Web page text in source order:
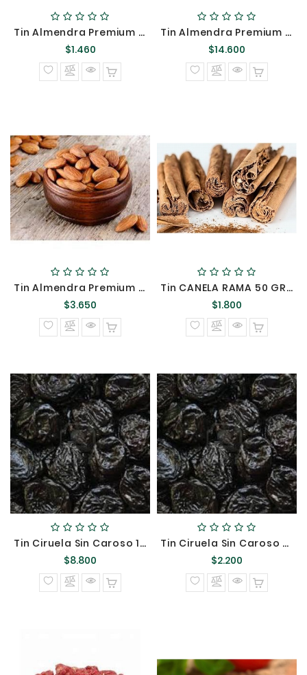
Tin Almendra Premium 100GR &&
$1.460Precio
normal
Tin Almendra Premium 1Kg &&
$14.600
normal
Tin Almendra Premium 250GR &&
$3.650
normal
Tin CANELA RAMA 50 GRS ::::/
$1.800
normal
Tin Ciruela Sin Caroso 1Kg {}
$8.800
normal
Tin Ciruela Sin Caroso 250GR {}
$2.200
normal